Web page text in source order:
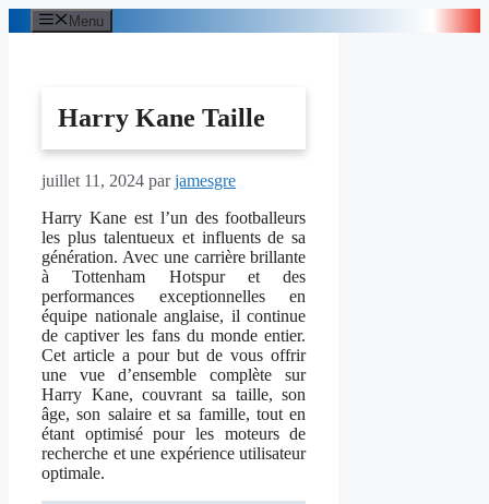
Aller
au
Menu
Harry Kane Taille
juillet 11, 2024 parjamesgre
Harry Kane est l’un des footballeurs
les plus talentueux et influents de sa
génération. Avec une carrière brillante
à Tottenham Hotspur et des
performances exceptionnelles en
équipe nationale anglaise, il continue
de captiver les fans du monde entier.
Cet article a pour but de vous offrir
une vue d’ensemble complète sur
Harry Kane, couvrant sa taille, son
âge, son salaire et sa famille, tout en
étant optimisé pour les moteurs de
recherche et une expérience utilisateur
optimale.